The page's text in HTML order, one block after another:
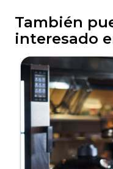
También
interesado